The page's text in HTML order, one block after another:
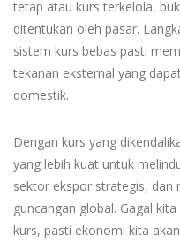
tetap atau kurs terkelola,
ditentukan oleh pasar.
sistem kurs bebas pasti
tekanan eksternal yang
domestik.
Dengan kurs yang
yang lebih kuat untuk
sektor ekspor strategis, dan
guncangan global. Gagal
kurs, pasti ekonomi kita